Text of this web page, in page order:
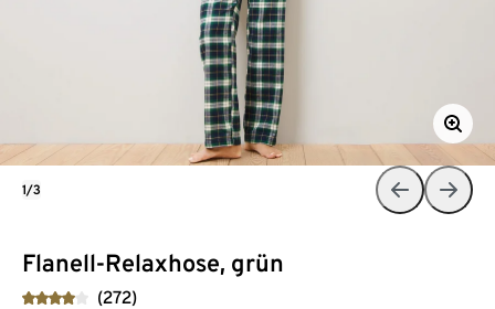
Flanell-Relaxhose, grün
(272)
1/3